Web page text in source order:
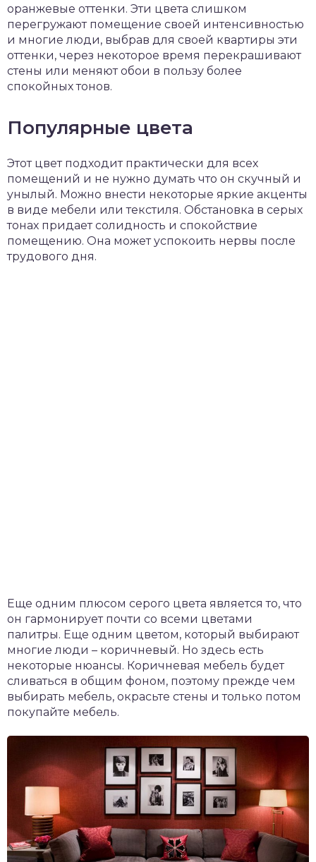
оранжевые оттенки. Эти цвета слишком
перегружают помещение своей интенсивностью
и многие люди, выбрав для своей квартиры эти
оттенки, через некоторое время перекрашивают
стены или меняют обои в пользу более
спокойных тонов.
Популярные цвета
Этот цвет подходит практически для всех
помещений и не нужно думать что он скучный и
унылый. Можно внести некоторые яркие акценты
в виде мебели или текстиля. Обстановка в серых
тонах придает солидность и спокойствие
помещению. Она может успокоить нервы после
трудового дня.
Еще одним плюсом серого цвета является то, что
он гармонирует почти со всеми цветами
палитры. Еще одним цветом, который выбирают
многие люди – коричневый. Но здесь есть
некоторые нюансы. Коричневая мебель будет
сливаться в общим фоном, поэтому прежде чем
выбирать мебель, окрасьте стены и только потом
покупайте мебель.